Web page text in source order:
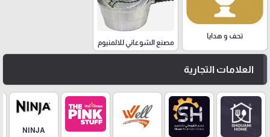
تحف و هدايا
مصنع الشوعاني للالمنيوم
العلامات التجارية
NINJA